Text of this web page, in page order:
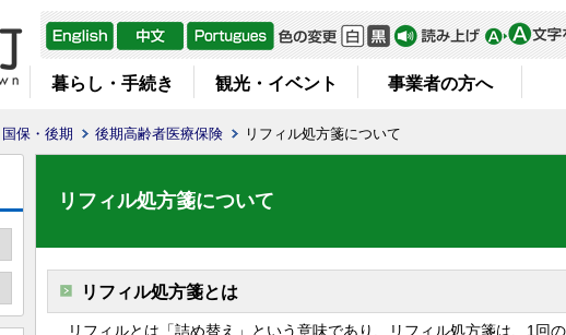
暮らし・手続き 観光・イベント 事業者の方へ
国保・後期 後期高齢者医療保険 リフィル処方箋について
リフィル処方箋について
リフィル処方箋とは
リフィルとは「詰め替え」という意味であり、リフィル処方箋は、1回